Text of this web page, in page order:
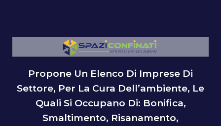
Propone Un Elenco Di Imprese Di
Settore, Per La Cura Dell’ambiente, Le
Quali Si Occupano Di: Bonifica,
Smaltimento, Risanamento,